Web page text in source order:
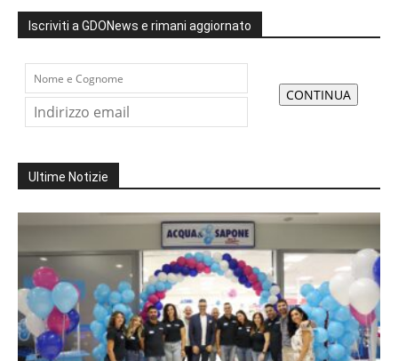
Iscriviti a GDONews e rimani aggiornato
Ultime Notizie